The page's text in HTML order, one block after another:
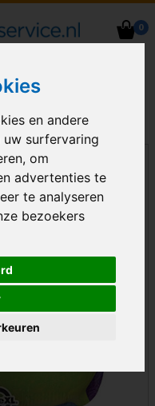
en andere
surfervaring
om
advertenties te
te analyseren
bezoekers
0